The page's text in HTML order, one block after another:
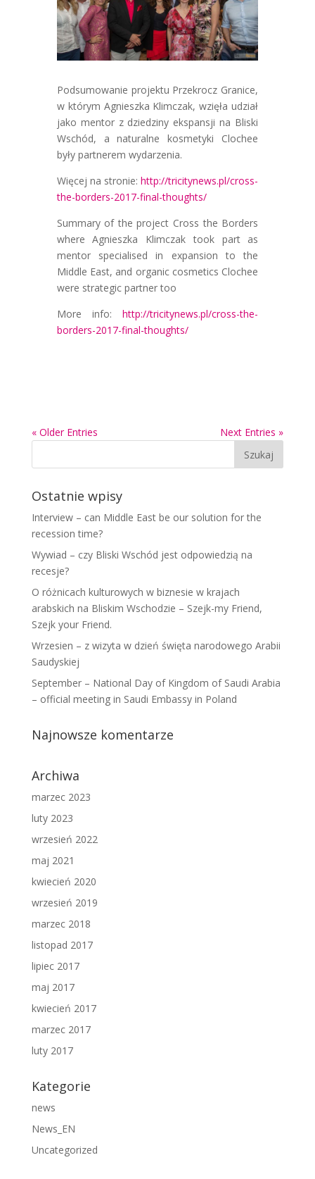
Podsumowanie projektu Przekrocz Granice,
w którym Agnieszka Klimczak, wzięła udział
jako mentor z dziedziny ekspansji na Bliski
Wschód, a naturalne kosmetyki Clochee
były partnerem wydarzenia.
Więcej na stronie:http://tricitynews.pl/cross-
the-borders-2017-final-thoughts/
Summary of the project Cross the Borders
where Agnieszka Klimczak took part as
mentor specialised in expansion to the
Middle East, and organic cosmetics Clochee
were strategic partner too
More info:http://tricitynews.pl/cross-the-
borders-2017-final-thoughts/
« Older Entries Next Entries »
Ostatnie wpisy
Interview – can Middle East be our solution for the
recession time?
Wywiad – czy Bliski Wschód jest odpowiedzią na
recesje?
O różnicach kulturowych w biznesie w krajach
arabskich na Bliskim Wschodzie – Szejk-my Friend,
Szejk your Friend.
Wrzesien – z wizyta w dzień święta narodowego Arabii
Saudyskiej
September – National Day of Kingdom of Saudi Arabia
– official meeting in Saudi Embassy in Poland
Najnowsze komentarze
Archiwa
marzec 2023
luty 2023
wrzesień 2022
maj 2021
kwiecień 2020
wrzesień 2019
marzec 2018
listopad 2017
lipiec 2017
maj 2017
kwiecień 2017
marzec 2017
luty 2017
Kategorie
news
News_EN
Uncategorized